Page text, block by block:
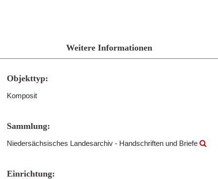
Weitere Informationen
Objekttyp:
Komposit
Sammlung:
Niedersächsisches Landesarchiv - Handschriften und Briefe
Einrichtung: